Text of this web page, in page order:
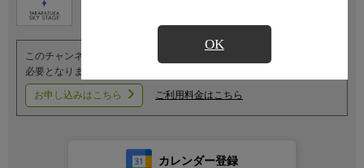
OK
このチャンネルのご視聴には、オプションチャンネル(有料)のご契約が
必要となります。
お申し込みはこちら ご利用料金はこちら
カレンダー登録